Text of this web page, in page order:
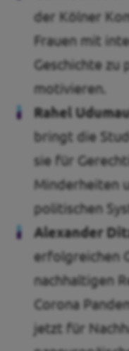
der Kölner
Frauen mit
Geschichte zu
motivieren.
Rahel
bringt die
sie für
Minderheiten
politischen
Alexander
erfolgreichen
nachhaltigen
Corona
jetzt für